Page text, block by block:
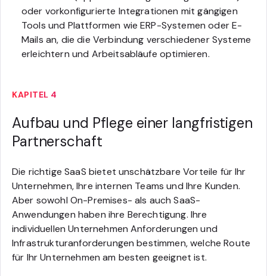
oder vorkonfigurierte Integrationen mit gängigen
Tools und Plattformen wie ERP-Systemen oder E-
Mails an, die die Verbindung verschiedener Systeme
erleichtern und Arbeitsabläufe optimieren.
KAPITEL 4
Aufbau und Pflege einer langfristigen
Partnerschaft
Die richtige SaaS bietet unschätzbare Vorteile für Ihr
Unternehmen, Ihre internen Teams und Ihre Kunden.
Aber sowohl On-Premises- als auch SaaS-
Anwendungen haben ihre Berechtigung. Ihre
individuellen Unternehmen Anforderungen und
Infrastrukturanforderungen bestimmen, welche Route
für Ihr Unternehmen am besten geeignet ist.